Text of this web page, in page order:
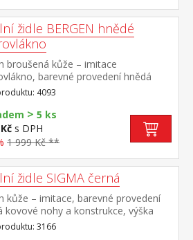
židle BERGEN hnědé
broušená kůže – imitace
barevné provedení hnědá
konstrukce, barevné provedení
výška sedu 51 cm
4093
> 5 ks
s DPH
1 999 Kč **
židle SIGMA černá
kůže – imitace, barevné provedení
kovové nohy a konstrukce, výška
cm
3166